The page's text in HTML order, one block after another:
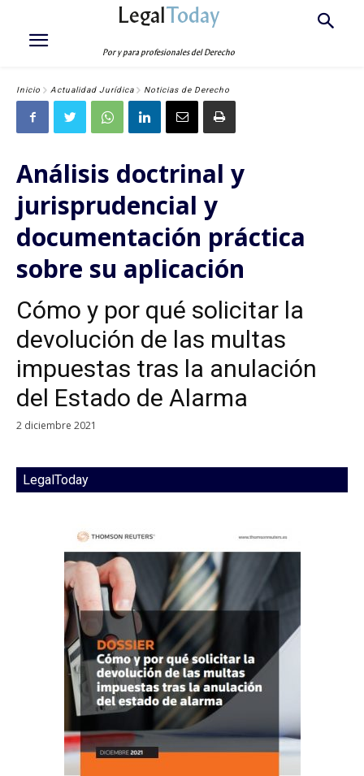
LegalToday
Por y para profesionales del Derecho
Inicio Actualidad Jurídica Noticias de Derecho
Análisis doctrinal y
jurisprudencial y
documentación práctica
sobre su aplicación
Cómo y por qué solicitar la
devolución de las multas
impuestas tras la anulación
del Estado de Alarma
2 diciembre 2021
LegalToday